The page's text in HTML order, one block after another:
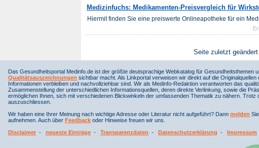
Medizinfuchs: Medikamenten-Preisvergleich für
Hiermit finden Sie eine preiswerte Onlineapotheke für ein
Seite zuletzt
Das Gesundheitsportal Medinfo.de ist der größte deutsprachige Webkatalog für Gesundheitsthemen
Qualitätsauszeichnungen sichtbar macht. Als Linkportal verweisen wir direkt auf die
Informationen verbleiben und nachvollziehbar sind. Wir als Medinfo-Redaktion verantworten das
Zusammenstellung der unterschiedlichen Informationsquellen, deren direkte Verlinkung, sowie die
ermöglichen Ihnen, sich mit verschiedenen Blickwinkeln der umfassenden Thematik zu nähern.
auszuschliessen.
Wir haben eine Ihrer Meinung nach wichtige Adresse oder Literatur nicht aufgeführt? Dann melden
aufnehmen. Auch über Feedback oder Hinweise freuen wir uns.
Disclaimer - neueste Einträge - Transparenzdaten - Datenschutzerklärung - Impressum